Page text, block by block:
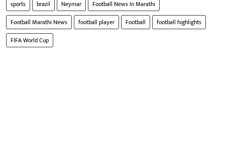
sports brazil Neymar
Football News In Marathi
Football Marathi News
football player Football
football highlights
FIFA World Cup